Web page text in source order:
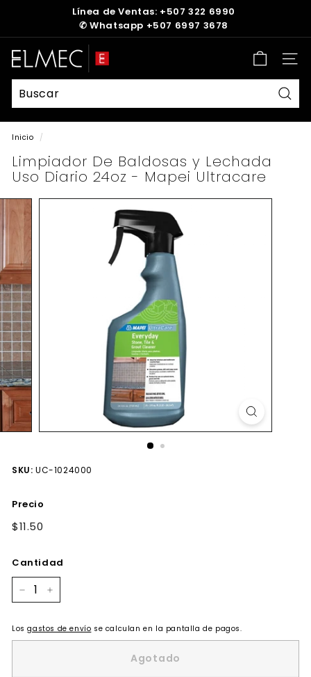
diapositivas
pausa
Línea de Ventas: +507 322 6990
✆ Whatsapp +507 6997 3678
E
L
M
E
C
Inicio /
Limpiador De Baldosas y Lechada
Uso Diario 24oz - Mapei Ultracare
SKU: UC-1024000
Precio
Precio
$11.50
Cantidad
Losgastos de envío se calculan en la pantalla de pagos.
Agotado